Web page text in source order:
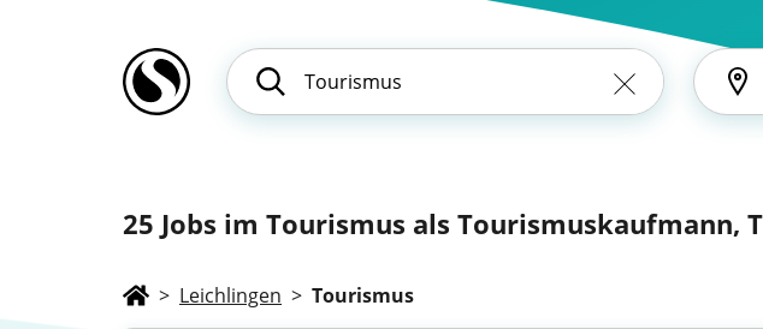
25 Jobs im Tourismus als Tourismuskaufmann,
> Leichlingen > Tourismus